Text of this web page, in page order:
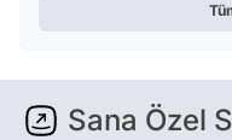
Sana Özel